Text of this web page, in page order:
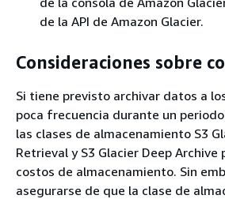
de la API de Amazon Glacier.
Consideraciones sobre
Si tiene previsto archivar datos a
poca frecuencia durante un
las clases de almacenamiento S3
Retrieval y S3 Glacier Deep Archive
costos de almacenamiento. Sin
asegurarse de que la clase de